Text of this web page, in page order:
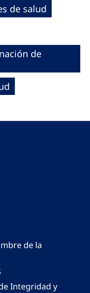
de salud
de
de la
Integridad y